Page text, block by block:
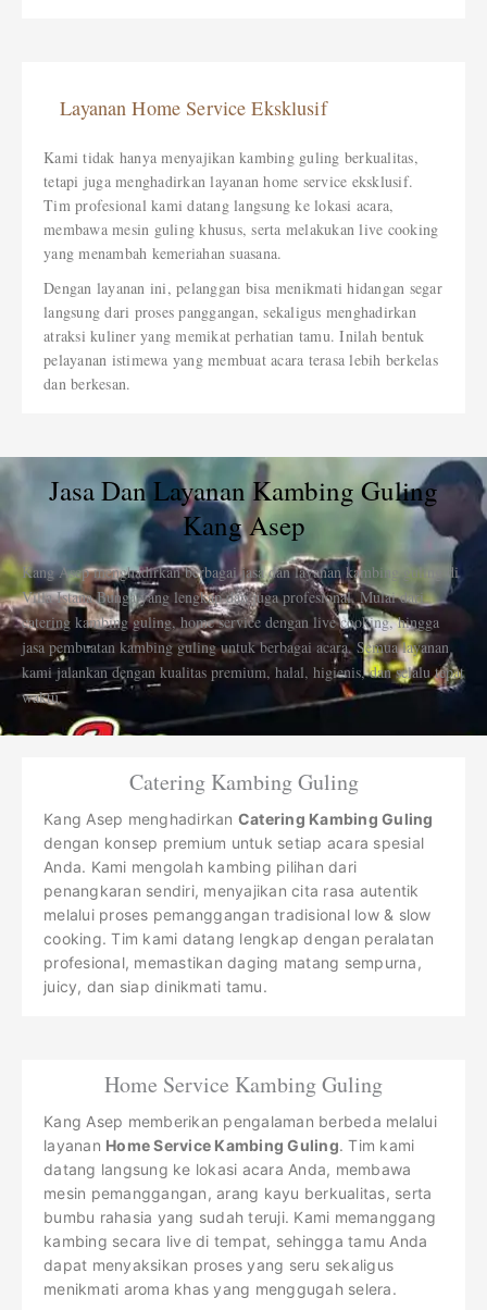
Layanan Home Service Eksklusif
Kami tidak hanya menyajikan kambing guling berkualitas,
tetapi juga menghadirkan layanan home service eksklusif.
Tim profesional kami datang langsung ke lokasi acara,
membawa mesin guling khusus, serta melakukan live cooking
yang menambah kemeriahan suasana.
Dengan layanan ini, pelanggan bisa menikmati hidangan segar
langsung dari proses panggangan, sekaligus menghadirkan
atraksi kuliner yang memikat perhatian tamu. Inilah bentuk
pelayanan istimewa yang membuat acara terasa lebih berkelas
dan berkesan.
Jasa Dan Layanan Kambing Guling
Kang Asep
Kang Asep menghadirkan berbagai jasa dan layanan kambing guling di
Villa Istana Bunga yang lengkap dan juga profesional. Mulai dari
catering kambing guling, home service dengan live cooking, hingga
jasa pembuatan kambing guling untuk berbagai acara. Semua layanan
kami jalankan dengan kualitas premium, halal, higienis, dan selalu tepat
waktu.
Catering Kambing Guling
Kang Asep menghadirkan Catering Kambing Guling
dengan konsep premium untuk setiap acara spesial
Anda. Kami mengolah kambing pilihan dari
penangkaran sendiri, menyajikan cita rasa autentik
melalui proses pemanggangan tradisional low & slow
cooking. Tim kami datang lengkap dengan peralatan
profesional, memastikan daging matang sempurna,
juicy, dan siap dinikmati tamu.
Home Service Kambing Guling
Kang Asep memberikan pengalaman berbeda melalui
layanan Home Service Kambing Guling. Tim kami
datang langsung ke lokasi acara Anda, membawa
mesin pemanggangan, arang kayu berkualitas, serta
bumbu rahasia yang sudah teruji. Kami memanggang
kambing secara live di tempat, sehingga tamu Anda
dapat menyaksikan proses yang seru sekaligus
menikmati aroma khas yang menggugah selera.